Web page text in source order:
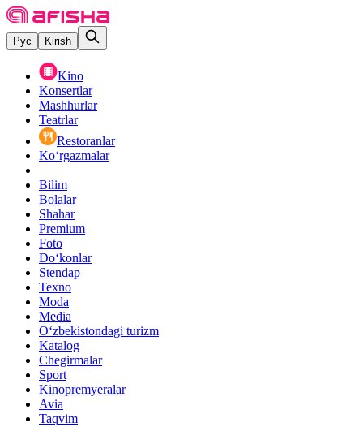
Рус Kirish
Kino
Konsertlar
Mashhurlar
Teatrlar
Restoranlar
Ko‘rgazmalar
Bilim
Bolalar
Shahar
Premium
Foto
Do‘konlar
Stendap
Texno
Moda
Media
O‘zbekistondagi turizm
Katalog
Chegirmalar
Sport
Kinopremyeralar
Avia
Taqvim